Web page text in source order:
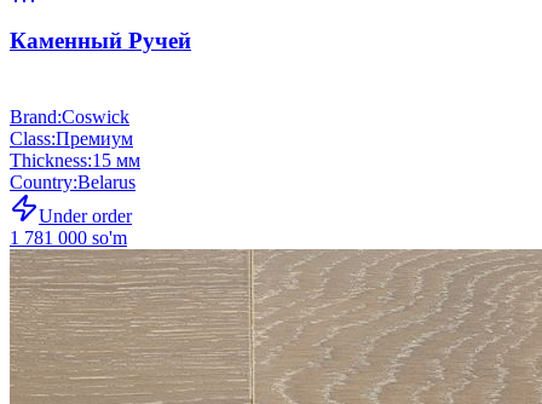
Каменный Ручей
Brand:Coswick
Class:Премиум
Thickness:15 мм
Country:Belarus
Under order
1 781 000 so'm